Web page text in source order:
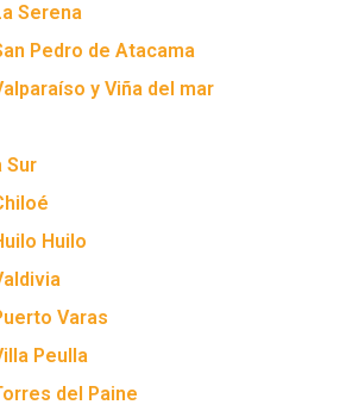
Serena
Pedro de Atacama
y Viña del mar
Sur
Huilo
Varas
Peulla
del Paine